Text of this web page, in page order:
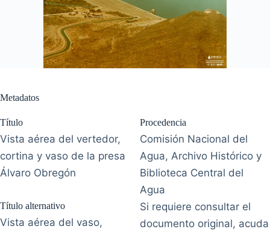
Metadatos
Título
Vista aérea del vertedor,
cortina y vaso de la presa
Álvaro Obregón
Título alternativo
Vista aérea del vaso,
Procedencia
Comisión Nacional del
Agua, Archivo Histórico y
Biblioteca Central del
Agua
Si requiere consultar el
documento original, acuda